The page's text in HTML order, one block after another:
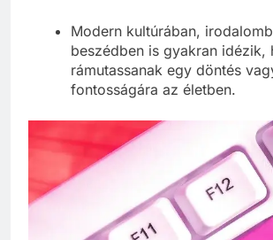
Modern kultúrában,
beszédben is gyakran idézik,
rámutassanak egy döntés
fontosságára az életben.